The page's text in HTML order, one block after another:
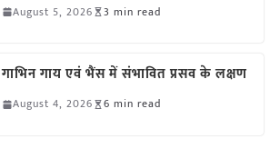
August 5, 2026 3 min read
गाभिन गाय एवं भैंस में संभावित प्रसव के लक्षण
August 4, 2026 6 min read